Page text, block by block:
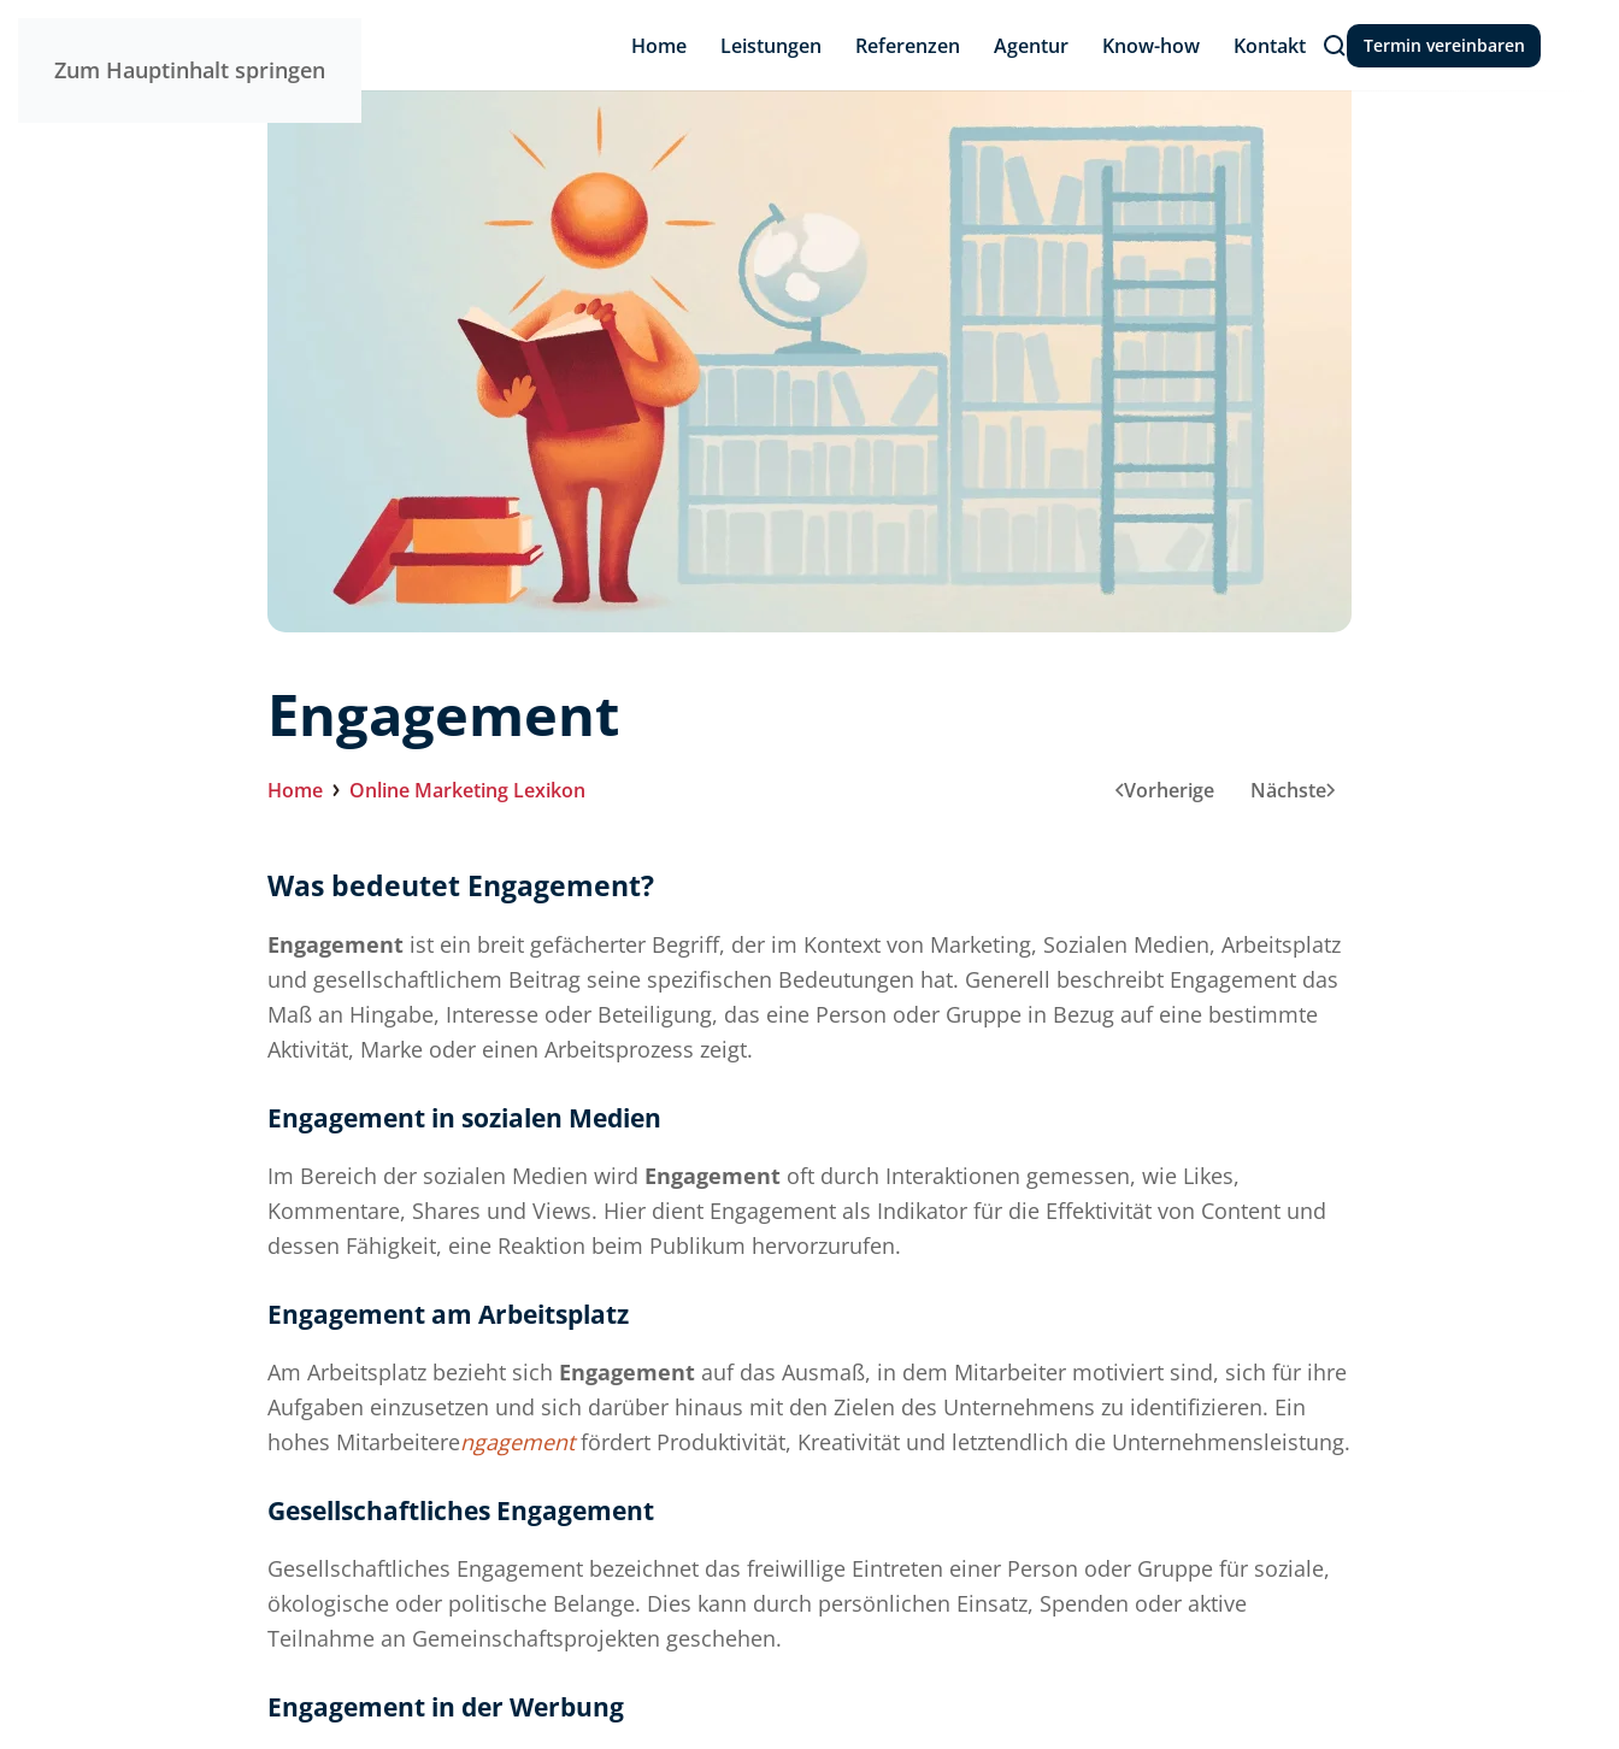
Zum Hauptinhalt springen
Home Leistungen Referenzen Agentur Know-how Kontakt Termin vereinbaren
Engagement
Home Online Marketing Lexikon Vorherige Nächste
Was bedeutet Engagement?
Engagement ist ein breit gefächerter Begriff, der im Kontext von Marketing, Sozialen Medien, Arbeitsplatz
und gesellschaftlichem Beitrag seine spezifischen Bedeutungen hat. Generell beschreibt Engagement das
Maß an Hingabe, Interesse oder Beteiligung, das eine Person oder Gruppe in Bezug auf eine bestimmte
Aktivität, Marke oder einen Arbeitsprozess zeigt.
Engagement in sozialen Medien
Im Bereich der sozialen Medien wird Engagement oft durch Interaktionen gemessen, wie Likes,
Kommentare, Shares und Views. Hier dient Engagement als Indikator für die Effektivität von Content und
dessen Fähigkeit, eine Reaktion beim Publikum hervorzurufen.
Engagement am Arbeitsplatz
Am Arbeitsplatz bezieht sich Engagement auf das Ausmaß, in dem Mitarbeiter motiviert sind, sich für ihre
Aufgaben einzusetzen und sich darüber hinaus mit den Zielen des Unternehmens zu identifizieren. Ein
hohes Mitarbeiterengagementfördert Produktivität, Kreativität und letztendlich die Unternehmensleistung.
Gesellschaftliches Engagement
Gesellschaftliches Engagement bezeichnet das freiwillige Eintreten einer Person oder Gruppe für soziale,
ökologische oder politische Belange. Dies kann durch persönlichen Einsatz, Spenden oder aktive
Teilnahme an Gemeinschaftsprojekten geschehen.
Engagement in der Werbung